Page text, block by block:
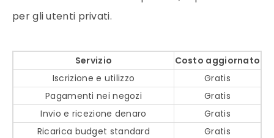
per gli utenti privati.
Servizio
Costo aggiornato
Iscrizione e utilizzo
Gratis
Pagamenti nei negozi
Gratis
Invio e ricezione denaro
Gratis
Ricarica budget standard
Gratis